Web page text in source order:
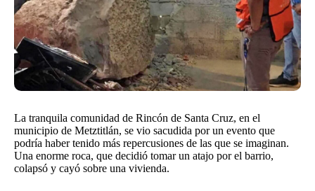
La tranquila comunidad de Rincón de Santa Cruz, en el
municipio de Metztitlán, se vio sacudida por un evento que
podría haber tenido más repercusiones de las que se imaginan.
Una enorme roca, que decidió tomar un atajo por el barrio,
colapsó y cayó sobre una vivienda.